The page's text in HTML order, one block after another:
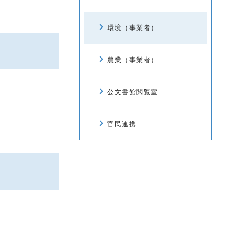
環境（事業者）
農業（事業者）
公文書館閲覧室
官民連携